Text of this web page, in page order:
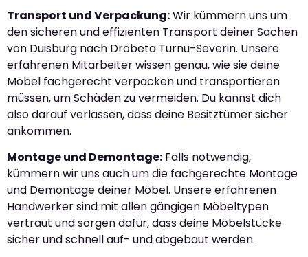
Transport und Verpackung:Wir kümmern uns um
den sicheren und effizienten Transport deiner Sachen
von Duisburg nach Drobeta Turnu-Severin. Unsere
erfahrenen Mitarbeiter wissen genau, wie sie deine
Möbel fachgerecht verpacken und transportieren
müssen, um Schäden zu vermeiden. Du kannst dich
also darauf verlassen, dass deine Besitztümer sicher
ankommen.
Montage und Demontage: Falls notwendig,
kümmern wir uns auch um die fachgerechte Montage
und Demontage deiner Möbel. Unsere erfahrenen
Handwerker sind mit allen gängigen Möbeltypen
vertraut und sorgen dafür, dass deine Möbelstücke
sicher und schnell auf- und abgebaut werden.